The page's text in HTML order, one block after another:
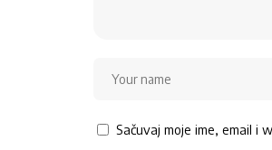
Sačuvaj moje ime, email i